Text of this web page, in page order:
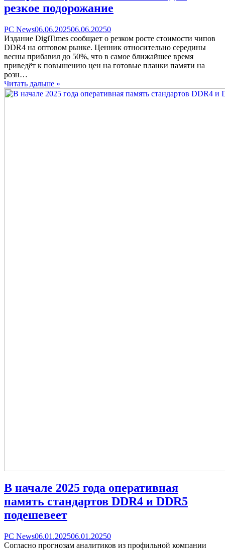
резкое подорожание
Categories
PC NewsPosted
on
06.06.202506.06.20250comments
on
Оперативную
память
DDR4
подорожание
Издание DigiTimes сообщает о резком росте стоимости чипов
DDR4 на оптовом рынке. Ценник относительно середины
весны прибавил до 50%, что в самое ближайшее время
приведёт к повышению цен на готовые планки памяти на
розн…
Читать дальше »
В начале 2025 года оперативная
память стандартов DDR4 и DDR5
подешевеет
Categories
PC NewsPosted
on
06.01.202506.01.20250comments
on
Согласно прогнозам аналитиков из профильной компании